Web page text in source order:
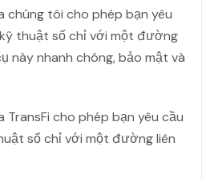
chúng tôi cho phép bạn yêu
thuật số chỉ với một đường
này nhanh chóng, bảo mật và
cho phép bạn yêu cầu
số chỉ với một đường liên